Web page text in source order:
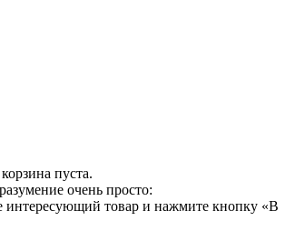
пуста.
очень просто:
интересующий товар и нажмите кнопку «В